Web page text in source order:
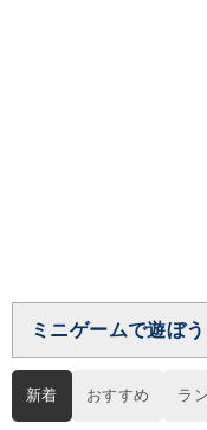
ミニゲームで遊ぼう
新着 おすすめ ラ